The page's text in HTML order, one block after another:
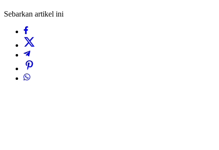
Sebarkan artikel ini